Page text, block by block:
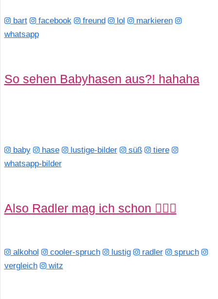
bart facebook freund lol
markieren
whatsapp
So sehen Babyhasen aus?! hahaha
baby hase lustige-bilder süß
tiere
whatsapp-bilder
Also Radler mag ich schon 🧝🏻‍♂️
alkohol cooler-spruch lustig radler
spruch
vergleich
witz